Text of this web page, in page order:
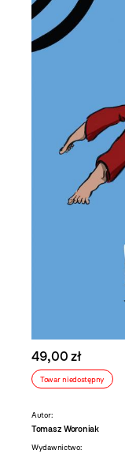
49,00 zł
Towar niedostępny
Autor:
Tomasz Woroniak
Wydawnictwo: